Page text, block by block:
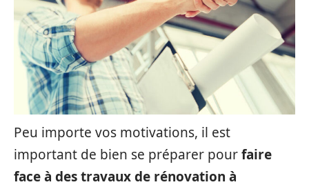
Peu importe vos motivations, il est
important de bien se préparer pourfaire
face à des travaux de rénovation à